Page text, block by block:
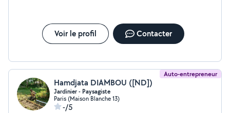
Voir le profil Contacter
Auto-entrepreneur
Hamdjata DIAMBOU ([ND])
Jardinier - Paysagiste
Paris (Maison Blanche 13)
-/5